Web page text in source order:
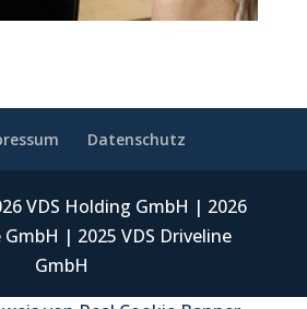
Datenschutz
VDS Holding GmbH | 2026
GmbH | 2025 VDS Driveline
GmbH